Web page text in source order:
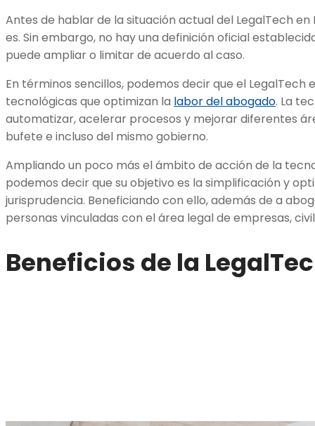
Antes de hablar de la situación actual del LegalTech
es. Sin embargo, no hay una definición oficial
puede ampliar o limitar de acuerdo al caso.
En términos sencillos, podemos decir que el LegalTech
tecnológicas que optimizan la labor del abogado. La
automatizar, acelerar procesos y mejorar diferentes
bufete e incluso del mismo gobierno.
Ampliando un poco más el ámbito de acción de la
podemos decir que su objetivo es la simplificación y
jurisprudencia. Beneficiando con ello, además de a
personas vinculadas con el área legal de empresas,
Beneficios de la